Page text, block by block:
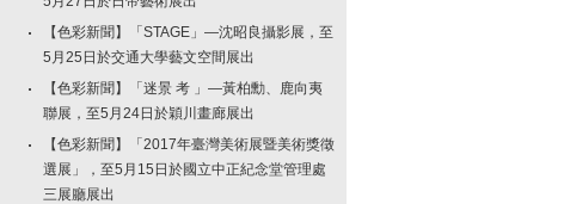
【色彩新聞】「STAGE」—沈昭良攝影展，至
5月25日於交通大學藝文空間展出
【色彩新聞】「迷景 考 」—黃柏勳、鹿向夷
聯展，至5月24日於穎川畫廊展出
【色彩新聞】「2017年臺灣美術展暨美術獎徵
選展」，至5月15日於國立中正紀念堂管理處
三展廳展出